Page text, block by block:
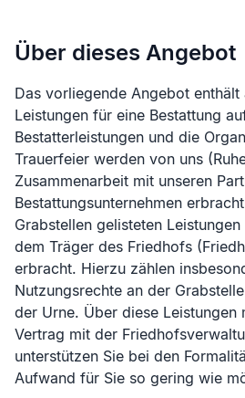
Über dieses Angebot
Das vorliegende Angebot enthält
Leistungen für eine Bestattung
Bestatterleistungen und die
Trauerfeier werden von uns
Zusammenarbeit mit unseren
Bestattungsunternehmen
Grabstellen gelisteten
dem Träger des Friedhofs (
erbracht. Hierzu zählen
Nutzungsrechte an der
der Urne. Über diese Leistungen
Vertrag mit der
unterstützen Sie bei den
Aufwand für Sie so gering wie